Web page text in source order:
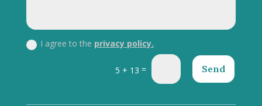
I agree to the privacy policy.
5 + 13 = Send